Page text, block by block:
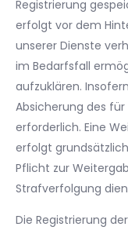
Registrierung
erfolgt vor dem
unserer Dienste
im Bedarfsfall
aufzuklären.
Absicherung des
erforderlich. Eine
erfolgt
Pflicht zur
Strafverfolgung
Die Registrierung